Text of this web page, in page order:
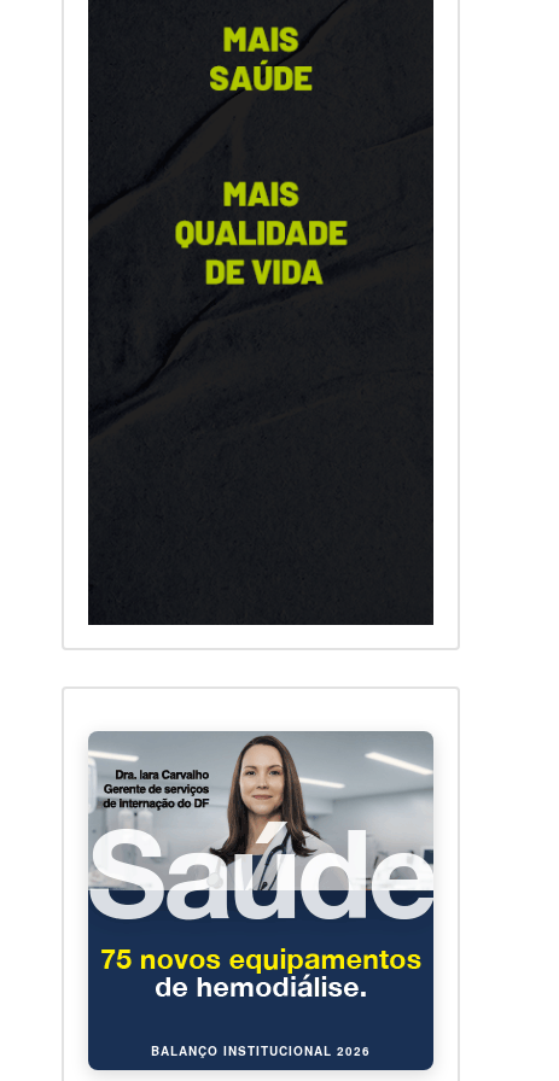
BALANÇO INSTITUCIONAL 2026